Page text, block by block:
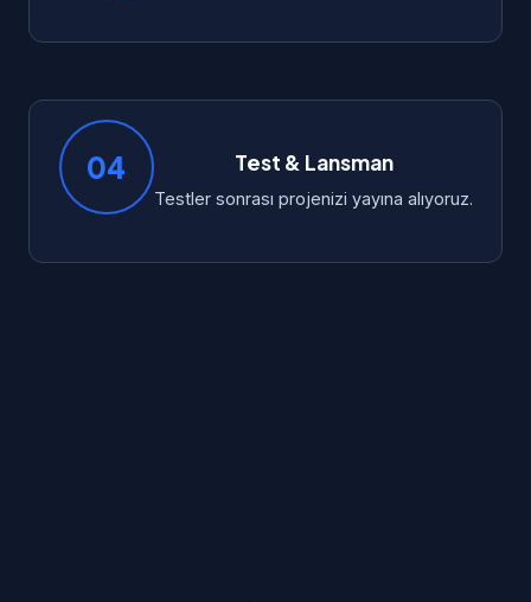
04 Test & Lansman
Testler sonrası projenizi yayına alıyoruz.